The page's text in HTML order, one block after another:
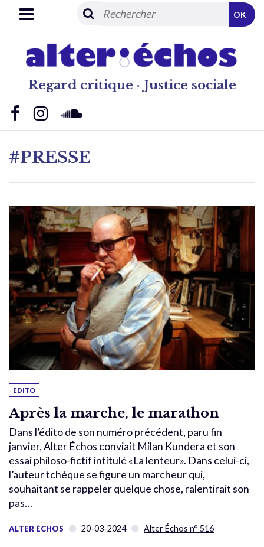
Regard critique · Justice sociale
OK
#PRESSE
EDITO
Après la marche, le marathon
Dans l’édito de son numéro précédent, paru fin
janvier, Alter Échos conviait Milan Kundera et son
essai philoso-fictif intitulé «La lenteur». Dans celui-ci,
l’auteur tchèque se figure un marcheur qui,
souhaitant se rappeler quelque chose, ralentirait son
pas…
ALTER ÉCHOS 20-03-2024 Alter Échos n° 516